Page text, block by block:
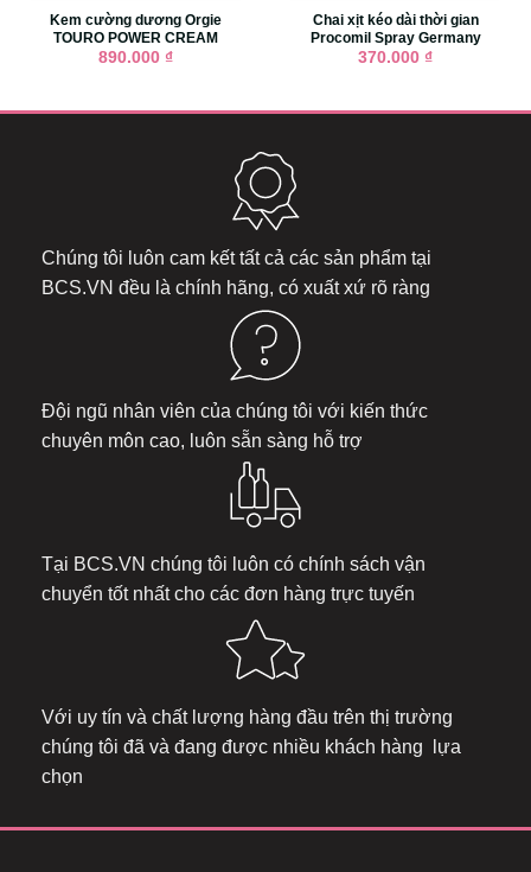
Kem cường dương Orgie
TOURO POWER CREAM
890.000 ₫
Chai xịt kéo dài thời gian
Procomil Spray Germany
370.000 ₫
Chúng tôi luôn cam kết tất cả các sản phẩm tại
BCS.VN đều là chính hãng, có xuất xứ rõ ràng
Đội ngũ nhân viên của chúng tôi với kiến thức
chuyên môn cao, luôn sẵn sàng hỗ trợ
Tại BCS.VN chúng tôi luôn có chính sách vận
chuyển tốt nhất cho các đơn hàng trực tuyến
Với uy tín và chất lượng hàng đầu trên thị trường
chúng tôi đã và đang được nhiều khách hàng lựa
chọn